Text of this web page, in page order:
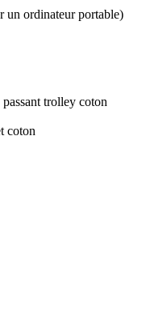
un ordinateur portable)
trolley coton
coton